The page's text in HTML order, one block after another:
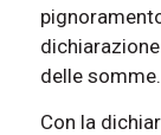
delle somme.
Con la